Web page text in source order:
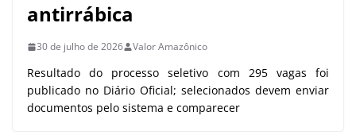
antirrábica
30 de julho de 2026 Valor Amazônico
Resultado do processo seletivo com 295 vagas foi
publicado no Diário Oficial; selecionados devem enviar
documentos pelo sistema e comparecer